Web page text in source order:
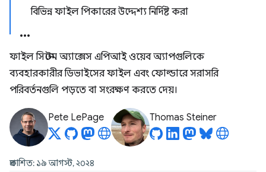
বিভিন্ন ফাইল পিকারের উদ্দেশ্য নির্দিষ্ট করা
ফাইল সিস্টেম অ্যাক্সেস এপিআই ওয়েব অ্যাপগুলিকে
ব্যবহারকারীর ডিভাইসের ফাইল এবং ফোল্ডারে সরাসরি
পরিবর্তনগুলি পড়তে বা সংরক্ষণ করতে দেয়।
Pete LePage Thomas Steiner
প্রকাশিত: ১৯ আগস্ট, ২০২৪